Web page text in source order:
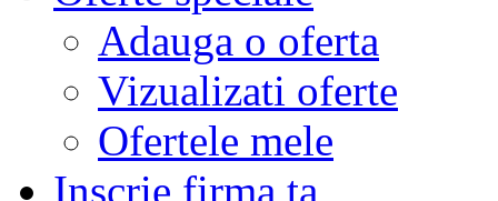
Adauga o oferta
Vizualizati oferte
Ofertele mele
Inscrie firma ta